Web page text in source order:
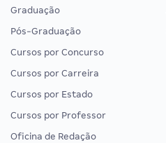
Graduação
Pós-Graduação
Cursos por Concurso
Cursos por Carreira
Cursos por Estado
Cursos por Professor
Oficina de Redação